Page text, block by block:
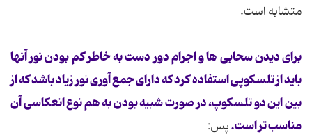
متشابه است.
برای دیدن سحابی ها و اجرام دور دست به خاطر کم بودن نور آنها
باید از تلسکوپی استفاده کرد که دارای جمع آوری نور زیاد باشد که از
بین این دو تلسکوپ، در صورت شبیه بودن به هم نوع انعکاسی آن
مناسب تر است.پس: